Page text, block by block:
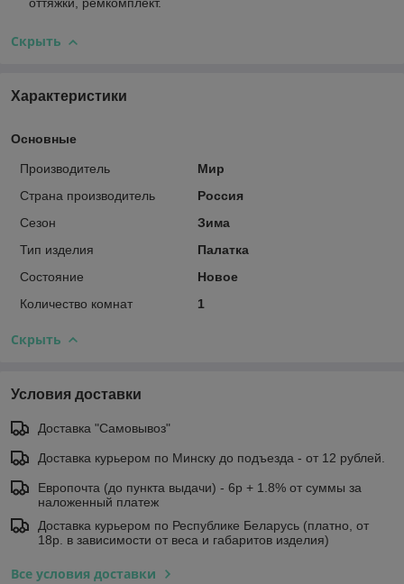
Скрыть
Характеристики
Основные
Производитель
Мир
Страна производитель
Россия
Сезон
Зима
Тип изделия
Палатка
Состояние
Новое
Количество комнат
1
Скрыть
Условия доставки
Доставка "Самовывоз"
Доставка курьером по Минску до подъезда - от 12 рублей.
Европочта (до пункта выдачи) - 6р + 1.8% от суммы за
наложенный платеж
Доставка курьером по Республике Беларусь (платно, от
18р. в зависимости от веса и габаритов изделия)
Все условия доставки